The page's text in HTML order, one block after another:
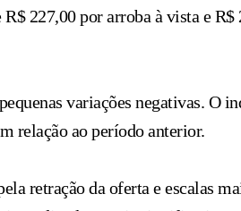
227,00 por arroba à vista e
variações negativas. O
relação ao período anterior.
retração da oferta e escalas